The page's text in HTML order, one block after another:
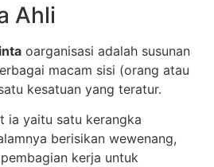
Ahli
oarganisasi adalah susunan
macam sisi (orang atau
kesatuan yang teratur.
ia yaitu satu kerangka
berisikan wewenang,
kerja untuk